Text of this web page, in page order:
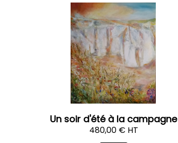
Un soir d'été à la campagne
480,00 € HT